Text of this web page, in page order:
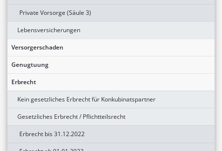
Private Vorsorge (Säule 3)
Lebensversicherungen
Versorgerschaden
Genugtuung
Erbrecht
Kein gesetzliches Erbrecht für Konkubinatspartner
Gesetzliches Erbrecht / Pflichtteilsrecht
Erbrecht bis 31.12.2022